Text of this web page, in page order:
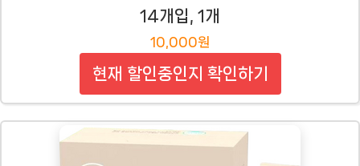
14개입, 1개
10,000원
현재 할인중인지 확인하기